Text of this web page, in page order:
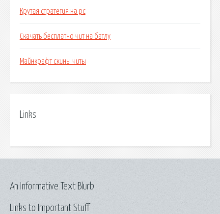
Крутая стратегия на pc
Скачать бесплатно чит на батлу
Майнкрафт скины читы
Links
Links to Important Stuff
An Informative Text Blurb